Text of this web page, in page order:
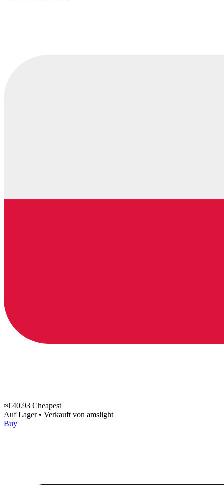
≈€40.93 Cheapest
Auf Lager • Verkauft von amslight
Buy